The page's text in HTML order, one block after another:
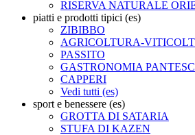
RISERVA NATURALE
piatti e prodotti tipici (es)
ZIBIBBO
AGRICOLTURA-
PASSITO
GASTRONOMIA
CAPPERI
Vedi tutti (es)
sport e benessere (es)
GROTTA DI SATARIA
STUFA DI KAZEN